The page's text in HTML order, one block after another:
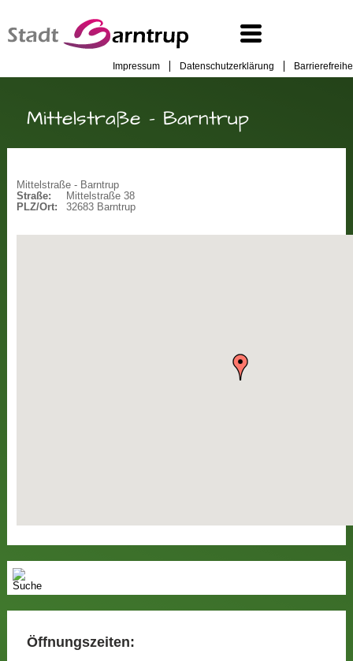
Impressum Datenschutzerklärung
Mittelstraße - Barntrup
Mittelstraße - Barntrup
Straße:
Mittelstraße 38
PLZ/Ort:
32683 Barntrup
Öffnungszeiten: